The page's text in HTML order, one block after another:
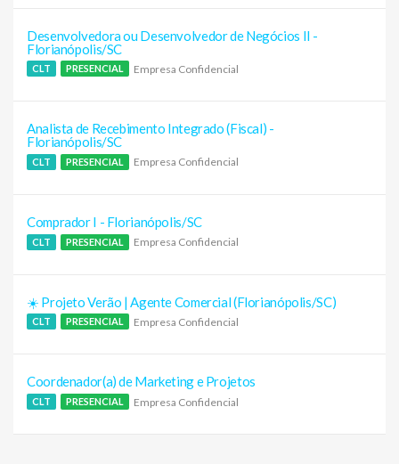
Desenvolvedora ou Desenvolvedor de Negócios II -
Florianópolis/SC
CLT PRESENCIAL Empresa Confidencial
Analista de Recebimento Integrado (Fiscal) -
Florianópolis/SC
CLT PRESENCIAL Empresa Confidencial
Comprador I - Florianópolis/SC
CLT PRESENCIAL Empresa Confidencial
☀️ Projeto Verão | Agente Comercial (Florianópolis/SC)
CLT PRESENCIAL Empresa Confidencial
Coordenador(a) de Marketing e Projetos
CLT PRESENCIAL Empresa Confidencial